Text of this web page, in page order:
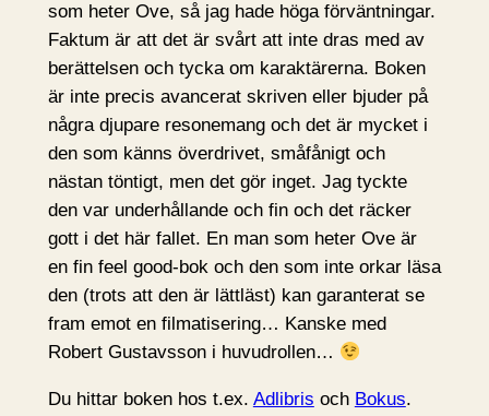
som heter Ove, så jag hade höga förväntningar.
Faktum är att det är svårt att inte dras med av
berättelsen och tycka om karaktärerna. Boken
är inte precis avancerat skriven eller bjuder på
några djupare resonemang och det är mycket i
den som känns överdrivet, småfånigt och
nästan töntigt, men det gör inget. Jag tyckte
den var underhållande och fin och det räcker
gott i det här fallet. En man som heter Ove är
en fin feel good-bok och den som inte orkar läsa
den (trots att den är lättläst) kan garanterat se
fram emot en filmatisering… Kanske med
Robert Gustavsson i huvudrollen…
Du hittar boken hos t.ex. Adlibris och Bokus.